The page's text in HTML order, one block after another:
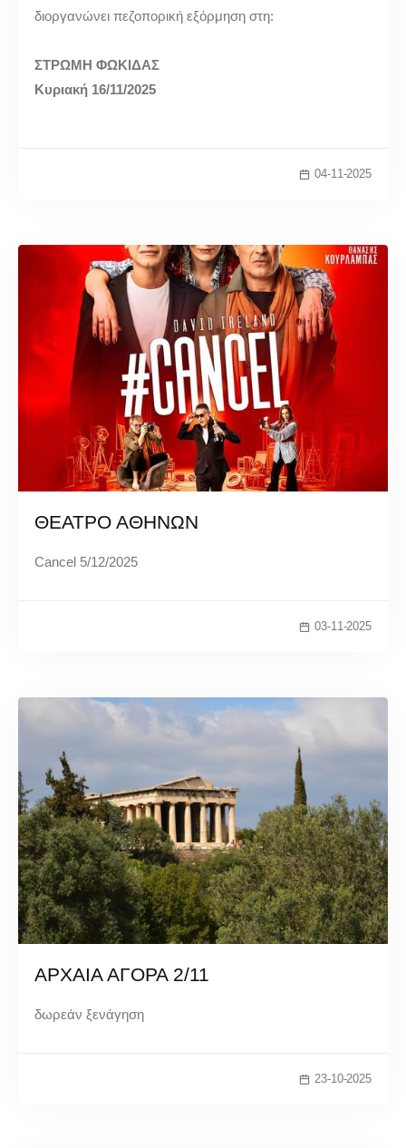
διοργανώνει πεζοπορική εξόρμηση στη:
ΣΤΡΩΜΗ ΦΩΚΙΔΑΣ
Κυριακή 16/11/2025
04-11-2025
ΘΕΑΤΡΟ ΑΘΗΝΩΝ
Cancel 5/12/2025
03-11-2025
ΑΡΧΑΙΑ ΑΓΟΡΑ 2/11
δωρεάν ξενάγηση
23-10-2025